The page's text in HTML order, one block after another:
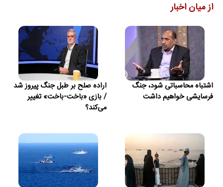
از میان اخبار
اشتباه محاسباتی شود، جنگ
فرسایشی خواهیم داشت
اراده صلح بر طبل جنگ پیروز شد
/ بازی «باخت-باخت» تغییر
می‌کند؟